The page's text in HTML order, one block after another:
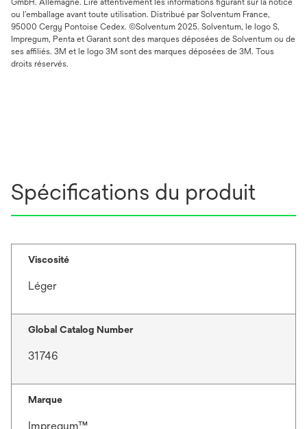
GmbH. Allemagne. Lire attentivement les informations figurant sur la notice
ou l’emballage avant toute utilisation. Distribué par Solventum France,
95000 Cergy Pontoise Cedex. ©Solventum 2025. Solventum, le logo S,
Impregum, Penta et Garant sont des marques déposées de Solventum ou de
ses affiliés. 3M et le logo 3M sont des marques déposées de 3M. Tous
droits réservés.
Spécifications du produit
Viscosité
Léger
Global Catalog Number
31746
Marque
Impregum™